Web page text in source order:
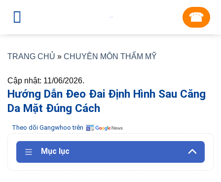
☎︎
TRANG CHỦ » CHUYÊN MÔN THẨM MỸ
Cập nhật: 11/06/2026.
Hướng Dẫn Đeo Đai Định Hình Sau Căng
Da Mặt Đúng Cách
Theo dõi Gangwhoo trên
Mục lục